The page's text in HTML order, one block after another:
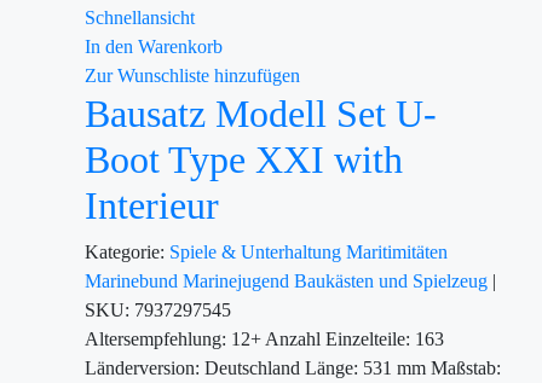
Schnellansicht
In den Warenkorb
Zur Wunschliste hinzufügen
Bausatz Modell Set U-
Boot Type XXI with
Interieur
Kategorie: Spiele & Unterhaltung Maritimitäten
Marinebund Marinejugend Baukästen und Spielzeug |
SKU: 7937297545
Altersempfehlung: 12+ Anzahl Einzelteile: 163
Länderversion: Deutschland Länge: 531 mm Maßstab: